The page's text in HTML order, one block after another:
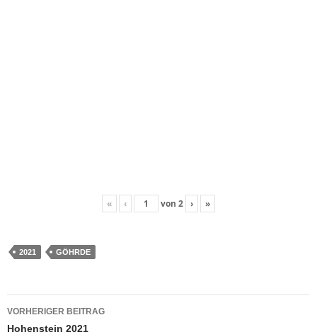
« ‹ von 2 › »
2021 GÖHRDE
Beitragsnavigation
VORHERIGER BEITRAG
Hohenstein 2021